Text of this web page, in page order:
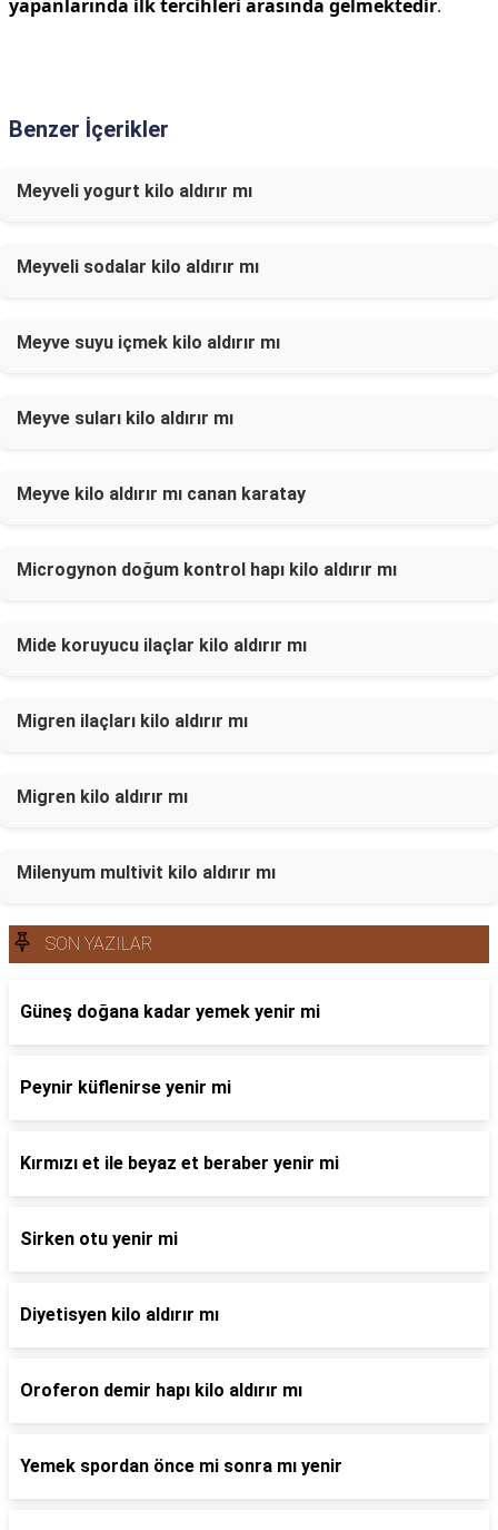
yapanlarında ilk tercihleri arasında gelmektedir.
Benzer İçerikler
Meyveli yogurt kilo aldırır mı
Meyveli sodalar kilo aldırır mı
Meyve suyu içmek kilo aldırır mı
Meyve suları kilo aldırır mı
Meyve kilo aldırır mı canan karatay
Microgynon doğum kontrol hapı kilo aldırır mı
Mide koruyucu ilaçlar kilo aldırır mı
Migren ilaçları kilo aldırır mı
Migren kilo aldırır mı
Milenyum multivit kilo aldırır mı
SON YAZILAR
Güneş doğana kadar yemek yenir mi
Peynir küflenirse yenir mi
Kırmızı et ile beyaz et beraber yenir mi
Sirken otu yenir mi
Diyetisyen kilo aldırır mı
Oroferon demir hapı kilo aldırır mı
Yemek spordan önce mi sonra mı yenir